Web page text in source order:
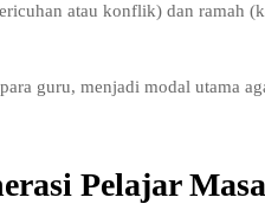
atau konflik) dan ramah
guru, menjadi modal utama
Pelajar